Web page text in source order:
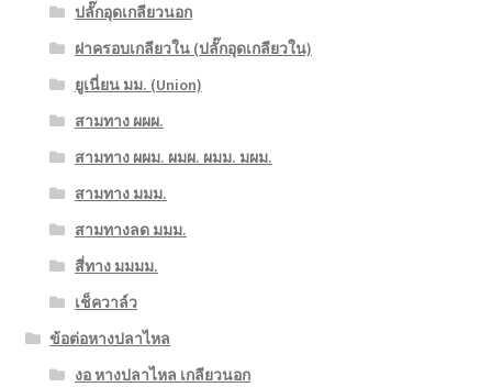
ปลั๊กอุดเกลียวนอก
ฝาครอบเกลียวใน (ปลั๊กอุดเกลียวใน)
ยูเนี่ยน มม. (Union)
สามทาง ผผผ.
สามทาง ผผม. ผมผ. ผมม. มผม.
สามทาง มมม.
สามทางลด มมม.
สี่ทาง มมมม.
เช็ควาล์ว
ข้อต่อหางปลาไหล
งอ หางปลาไหล เกลียวนอก